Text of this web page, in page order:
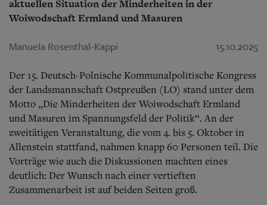
aktuellen Situation der Minderheiten in der
Woiwodschaft Ermland und Masuren
Manuela Rosenthal-Kappi 15.10.2025
Der 15. Deutsch-Polnische Kommunalpolitische Kongress
der Landsmannschaft Ostpreußen (LO) stand unter dem
Motto „Die Minderheiten der Woiwodschaft Ermland
und Masuren im Spannungsfeld der Politik“. An der
zweitätigen Veranstaltung, die vom 4. bis 5. Oktober in
Allenstein stattfand, nahmen knapp 60 Personen teil. Die
Vorträge wie auch die Diskussionen machten eines
deutlich: Der Wunsch nach einer vertieften
Zusammenarbeit ist auf beiden Seiten groß.